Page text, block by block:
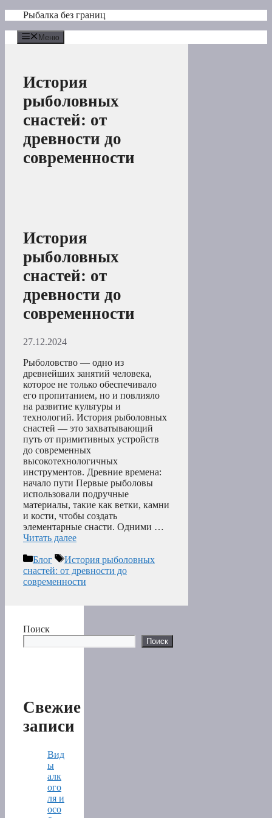
Перейти
содержимому
Рыбалка без границ
Меню
История
рыболовных
снастей: от
древности до
современности
История
рыболовных
снастей: от
древности до
современности
27.12.2024
Рыболовство — одно из
древнейших занятий человека,
которое не только обеспечивало
его пропитанием, но и повлияло
на развитие культуры и
технологий. История рыболовных
снастей — это захватывающий
путь от примитивных устройств
до современных
высокотехнологичных
инструментов. Древние времена:
начало пути Первые рыболовы
использовали подручные
материалы, такие как ветки, камни
и кости, чтобы создать
элементарные снасти. Одними …
Читать далее
Рубрики
Блог Метки
История рыболовных
снастей: от древности до
современности
Поиск
Поиск
Свежие
записи
Вид
ы
алк
ого
ля и
осо